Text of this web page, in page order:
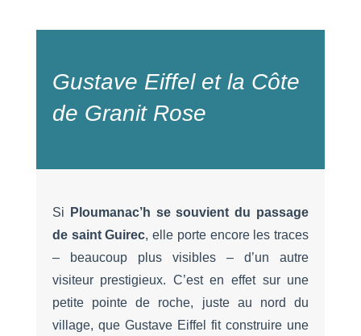
Gustave Eiffel et la Côte
de Granit Rose
Si
Ploumanac’h se souvient du passage
de saint Guirec, elle porte encore les traces
– beaucoup plus visibles – d’un autre
visiteur prestigieux. C’est en effet sur une
petite pointe de roche, juste au nord du
village, que Gustave Eiffel fit construire une